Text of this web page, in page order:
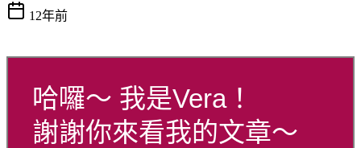
12年前
哈囉～ 我是Vera！
謝謝你來看我的文章～